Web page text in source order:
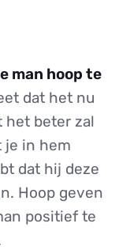
man hoop te
dat het nu
het beter zal
je in hem
dat hij deze
Hoop geven
positief te